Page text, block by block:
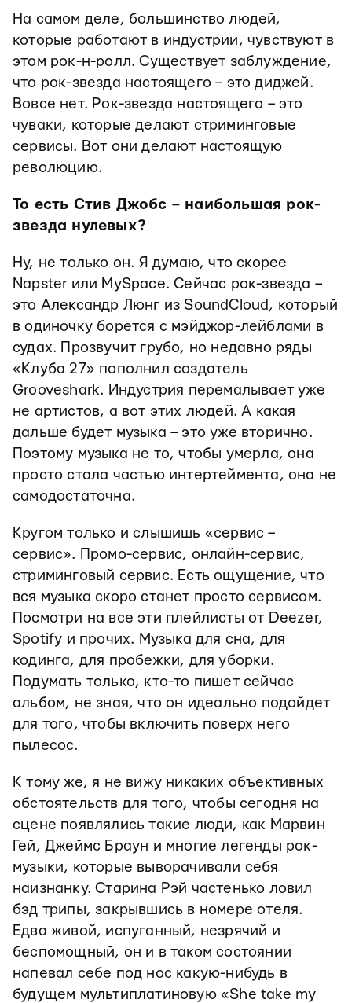
На самом деле, большинство людей,
которые работают в индустрии, чувствуют в
этом рок-н-ролл. Существует заблуждение,
что рок-звезда настоящего – это диджей.
Вовсе нет. Рок-звезда настоящего – это
чуваки, которые делают стриминговые
сервисы. Вот они делают настоящую
революцию.
То есть Стив Джобс – наибольшая рок-
звезда нулевых?
Ну, не только он. Я думаю, что скорее
Napster или MySpace. Сейчас рок-звезда –
это Александр Люнг из SoundCloud, который
в одиночку борется с мэйджор-лейблами в
судах. Прозвучит грубо, но недавно ряды
«Клуба 27» пополнил создатель
Grooveshark. Индустрия перемалывает уже
не артистов, а вот этих людей. А какая
дальше будет музыка – это уже вторично.
Поэтому музыка не то, чтобы умерла, она
просто стала частью интертеймента, она не
самодостаточна.
Кругом только и слышишь «сервис –
сервис». Промо-сервис, онлайн-сервис,
стриминговый сервис. Есть ощущение, что
вся музыка скоро станет просто сервисом.
Посмотри на все эти плейлисты от Deezer,
Spotify и прочих. Музыка для сна, для
кодинга, для пробежки, для уборки.
Подумать только, кто-то пишет сейчас
альбом, не зная, что он идеально подойдет
для того, чтобы включить поверх него
пылесос.
К тому же, я не вижу никаких объективных
обстоятельств для того, чтобы сегодня на
сцене появлялись такие люди, как Марвин
Гей, Джеймс Браун и многие легенды рок-
музыки, которые выворачивали себя
наизнанку. Старина Рэй частенько ловил
бэд трипы, закрывшись в номере отеля.
Едва живой, испуганный, незрячий и
беспомощный, он и в таком состоянии
напевал себе под нос какую-нибудь в
будущем мультиплатиновую «She take my